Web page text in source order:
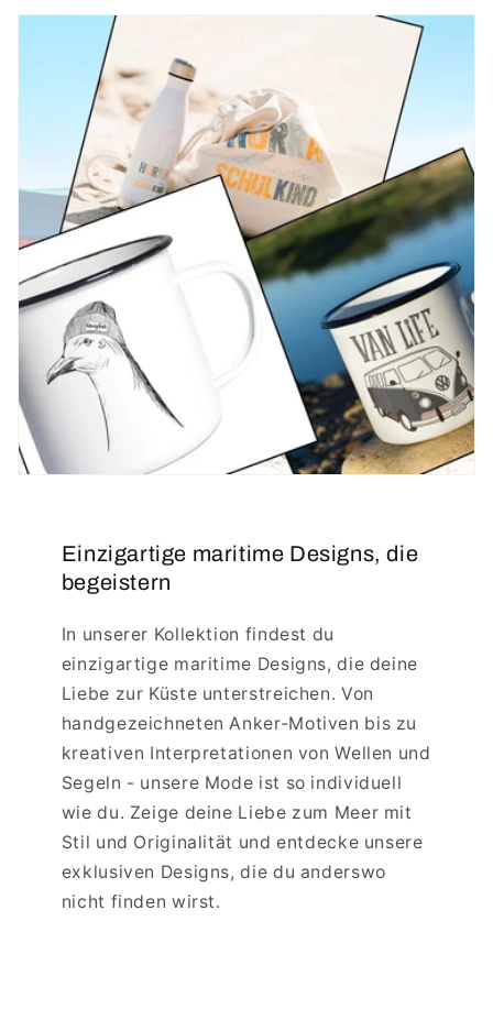
Einzigartige maritime Designs, die
begeistern
In unserer Kollektion findest du
einzigartige maritime Designs, die deine
Liebe zur Küste unterstreichen. Von
handgezeichneten Anker-Motiven bis zu
kreativen Interpretationen von Wellen und
Segeln - unsere Mode ist so individuell
wie du. Zeige deine Liebe zum Meer mit
Stil und Originalität und entdecke unsere
exklusiven Designs, die du anderswo
nicht finden wirst.